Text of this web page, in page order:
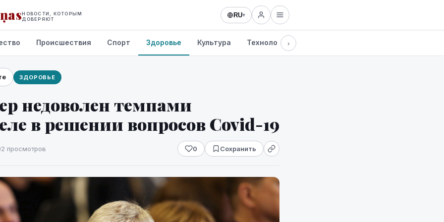
НОВОСТИ, КОТОРЫМ
ДОВЕРЯЮТ
RU▾
Происшествия Спорт Здоровье Культура Технологии›
ЗДОРОВЬЕ
недоволен темпами
в решении вопросов Covid-19
просмотров 0 Сохранить